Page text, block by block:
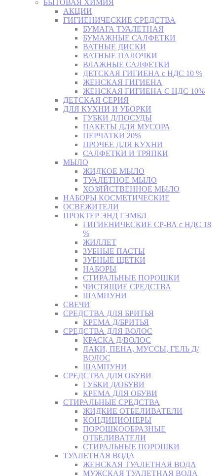
БЫТОВАЯ ХИМИЯ
АКЦИИ
ГИГИЕНИЧЕСКИЕ СРЕДСТВА
БУМАГА ТУАЛЕТНАЯ
БУМАЖНЫЕ САЛФЕТКИ
ВАТНЫЕ ДИСКИ
ВАТНЫЕ ПАЛОЧКИ
ВЛАЖНЫЕ САЛФЕТКИ
ДЕТСКАЯ ГИГИЕНА с НДС 10 %
ЖЕНСКАЯ ГИГИЕНА
ЖЕНСКАЯ ГИГИЕНА С НДС 10%
ДЕТСКАЯ СЕРИЯ
ДЛЯ КУХНИ И УБОРКИ
ГУБКИ Д/ПОСУДЫ
ПАКЕТЫ ДЛЯ МУСОРА
ПЕРЧАТКИ 20%
ПРОЧЕЕ ДЛЯ КУХНИ
САЛФЕТКИ И ТРЯПКИ
МЫЛО
ЖИДКОЕ МЫЛО
ТУАЛЕТНОЕ МЫЛО
ХОЗЯЙСТВЕННОЕ МЫЛО
НАБОРЫ КОСМЕТИЧЕСКИЕ
ОСВЕЖИТЕЛИ
ПРОКТЕР ЭНД ГЭМБЛ
ГИГИЕНИЧЕСКИЕ СР-ВА с НДС 18
%
ЖИЛЛЕТ
ЗУБНЫЕ ПАСТЫ
ЗУБНЫЕ ЩЕТКИ
НАБОРЫ
СТИРАЛЬНЫЕ ПОРОШКИ
ЧИСТЯЩИЕ СРЕДСТВА
ШАМПУНИ
СВЕЧИ
СРЕДСТВА ДЛЯ БРИТЬЯ
КРЕМА Д/БРИТЬЯ
СРЕДСТВА ДЛЯ ВОЛОС
КРАСКА Д/ВОЛОС
ЛАКИ, ПЕНА, МУССЫ, ГЕЛЬ Д/
ВОЛОС
ШАМПУНИ
СРЕДСТВА ДЛЯ ОБУВИ
ГУБКИ Д/ОБУВИ
КРЕМА ДЛЯ ОБУВИ
СТИРАЛЬНЫЕ СРЕДСТВА
ЖИДКИЕ ОТБЕЛИВАТЕЛИ
КОНДИЦИОНЕРЫ
ПОРОШКООБРАЗНЫЕ
ОТБЕЛИВАТЕЛИ
СТИРАЛЬНЫЕ ПОРОШКИ
ТУАЛЕТНАЯ ВОДА
ЖЕНСКАЯ ТУАЛЕТНАЯ ВОДА
МУЖСКАЯ ТУАЛЕТНАЯ ВОДА